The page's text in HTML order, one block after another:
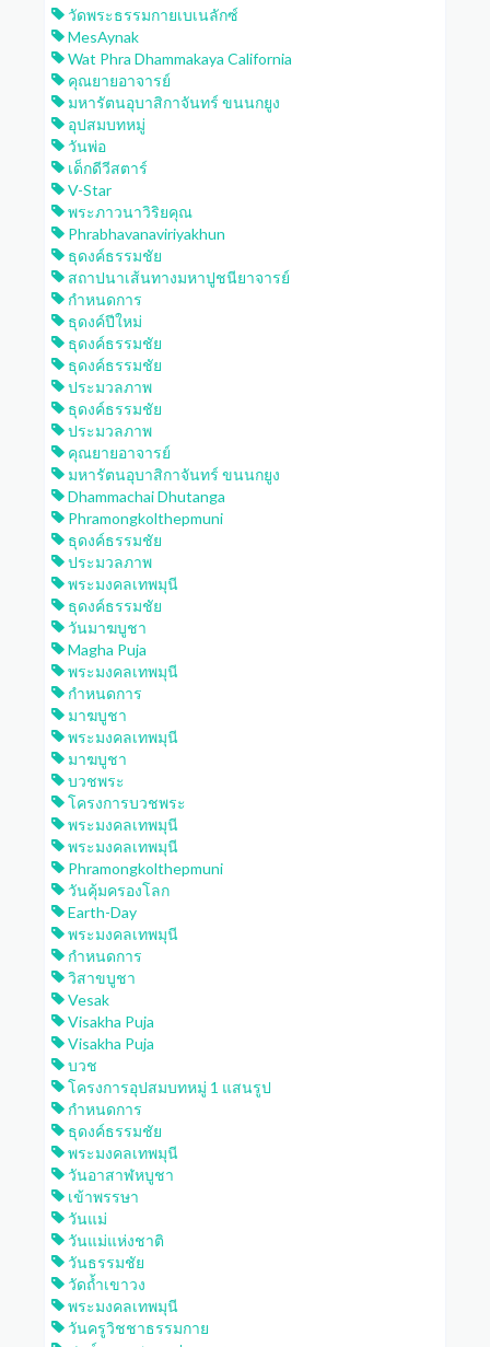
วัดพระธรรมกายเบเนลักซ์
MesAynak
Wat Phra Dhammakaya California
คุณยายอาจารย์
มหารัตนอุบาสิกาจันทร์ ขนนกยูง
อุปสมบทหมู่
วันพ่อ
เด็กดีวีสตาร์
V-Star
พระภาวนาวิริยคุณ
Phrabhavanaviriyakhun
ธุดงค์ธรรมชัย
สถาปนาเส้นทางมหาปูชนียาจารย์
กำหนดการ
ธุดงค์ปีใหม่
ธุดงค์ธรรมชัย
ธุดงค์ธรรมชัย
ประมวลภาพ
ธุดงค์ธรรมชัย
ประมวลภาพ
คุณยายอาจารย์
มหารัตนอุบาสิกาจันทร์ ขนนกยูง
Dhammachai Dhutanga
Phramongkolthepmuni
ธุดงค์ธรรมชัย
ประมวลภาพ
พระมงคลเทพมุนี
ธุดงค์ธรรมชัย
วันมาฆบูชา
Magha Puja
พระมงคลเทพมุนี
กำหนดการ
มาฆบูชา
พระมงคลเทพมุนี
มาฆบูชา
บวชพระ
โครงการบวชพระ
พระมงคลเทพมุนี
พระมงคลเทพมุนี
Phramongkolthepmuni
วันคุ้มครองโลก
Earth-Day
พระมงคลเทพมุนี
กำหนดการ
วิสาขบูชา
Vesak
Visakha Puja
Visakha Puja
บวช
โครงการอุปสมบทหมู่ 1 แสนรูป
กำหนดการ
ธุดงค์ธรรมชัย
พระมงคลเทพมุนี
วันอาสาฬหบูชา
เข้าพรรษา
วันแม่
วันแม่แห่งชาติ
วันธรรมชัย
วัดถ้ำเขาวง
พระมงคลเทพมุนี
วันครูวิชชาธรรมกาย